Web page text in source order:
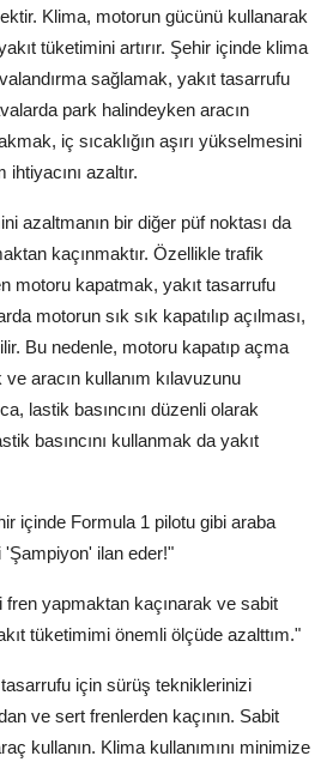
Klima, motorun gücünü kullanarak
tüketimini artırır. Şehir içinde klima
sağlamak, yakıt tasarrufu
park halindeyken aracın
iç sıcaklığın aşırı yükselmesini
azaltır.
azaltmanın bir diğer püf noktası da
kaçınmaktır. Özellikle trafik
motoru kapatmak, yakıt tasarrufu
motorun sık sık kapatılıp açılması,
Bu nedenle, motoru kapatıp açma
aracın kullanım kılavuzunu
lastik basıncını düzenli olarak
basıncını kullanmak da yakıt
içinde Formula 1 pilotu gibi araba
'Şampiyon' ilan eder!"
fren yapmaktan kaçınarak ve sabit
tüketimimi önemli ölçüde azalttım."
tasarrufu için sürüş tekniklerinizi
ve sert frenlerden kaçının. Sabit
kullanın. Klima kullanımını minimize